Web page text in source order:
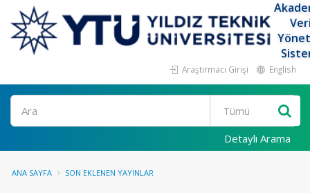
Araştırmacı Girişi English
Ara
Detaylı Arama
ANA SAYFA SON EKLENEN YAYINLAR